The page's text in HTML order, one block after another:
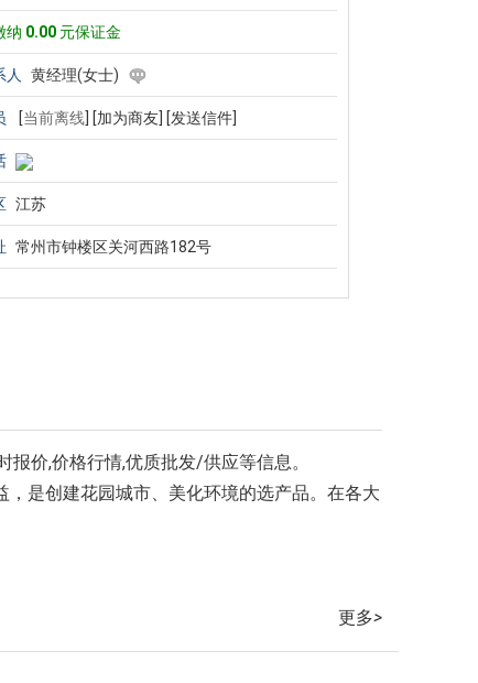
纳 0.00 元保证金
人 黄经理(女士)
[当前离线 [加为商友] [发送信件]
江苏
常州市钟楼区关河西路182号
价,价格行情,优质批发/供应等信息。
是创建花园城市、美化环境的选产品。在各大
更多>